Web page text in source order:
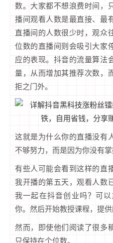
数。大家都不想浪费时间，
播间观看人数是最直接、最
直播间的人数很少时，观众
位数的直播间则会吸引大家
应的表现。抖音的流量算法
量，从而增加其推荐次数，
拒之门外。
这就是为什么你的直播没有
不够努力，而是因为你没有掌
有些人可能会看到这样的直
我开播的第五天，观看人数
我一起在抖音创业吗？可
你。然后开始教授课程，提供
然而，即使他们阅读了很多
只保持在个位数。